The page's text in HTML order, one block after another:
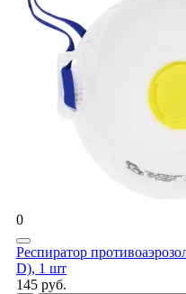
0
Респиратор
D), 1 шт
145 руб.